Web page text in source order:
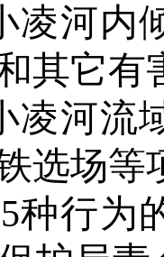
凌河内
其它有
凌河流
选场等
5种行为